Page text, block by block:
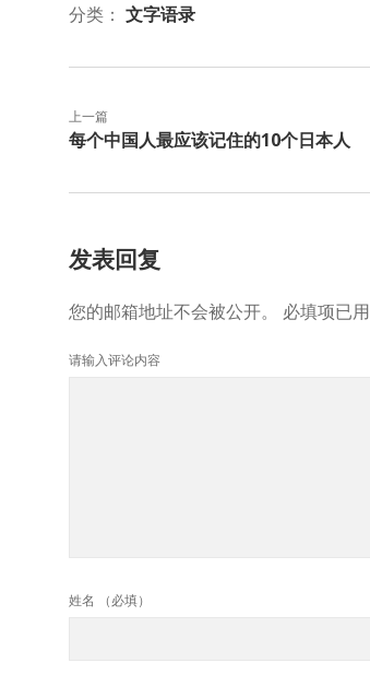
分类： 文字语录
上一篇
每个中国人最应该记住的10个日本人
发表回复
您的邮箱地址不会被公开。 必填项已用
请输入评论内容
姓名 （必填）